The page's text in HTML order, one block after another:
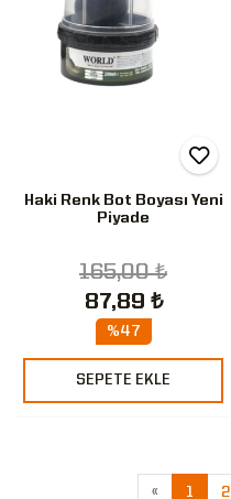
Haki Renk Bot Boyası Yeni
Piyade
165,00 ₺
87,89 ₺
%47
SEPETE EKLE
« 1 2